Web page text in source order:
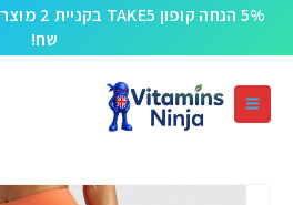
שח!